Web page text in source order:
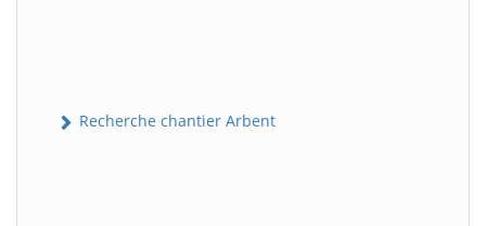
Recherche chantier Arbent